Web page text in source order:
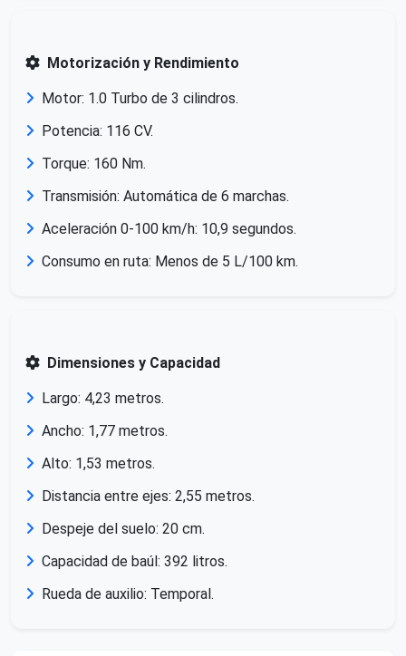
Motorización y Rendimiento
Motor: 1.0 Turbo de 3 cilindros.
Potencia: 116 CV.
Torque: 160 Nm.
Transmisión: Automática de 6 marchas.
Aceleración 0-100 km/h: 10,9 segundos.
Consumo en ruta: Menos de 5 L/100 km.
Dimensiones y Capacidad
Largo: 4,23 metros.
Ancho: 1,77 metros.
Alto: 1,53 metros.
Distancia entre ejes: 2,55 metros.
Despeje del suelo: 20 cm.
Capacidad de baúl: 392 litros.
Rueda de auxilio: Temporal.